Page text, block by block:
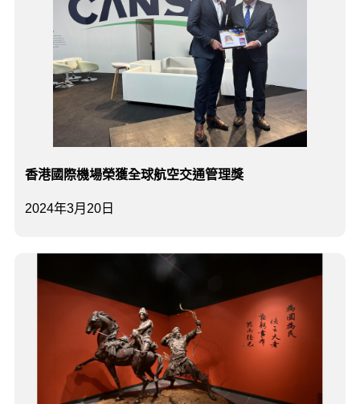
2024年3月20日
香港國際機場榮獲全球航空交通管理獎